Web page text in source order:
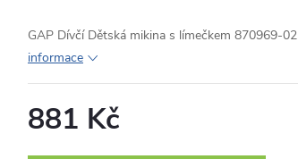
GAP Dívčí Dětská mikina s límečkem 870969-02
informace
881 Kč